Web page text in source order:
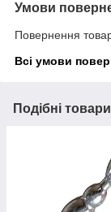
Умови
Повернення
Всі умови
Подібні